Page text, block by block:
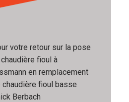
votre retour sur la pose
fioul à
en remplacement
chaudière fioul basse
Berbach